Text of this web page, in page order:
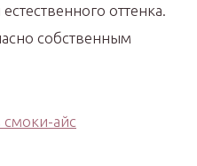
оттенка.
собственным